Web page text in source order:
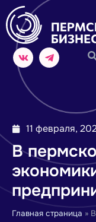
11 февраля,
В
Главная страница »